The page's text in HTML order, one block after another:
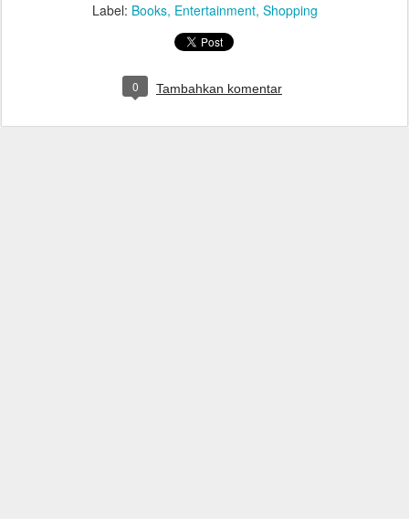
Label: Books Entertainment Shopping
0 Tambahkan komentar